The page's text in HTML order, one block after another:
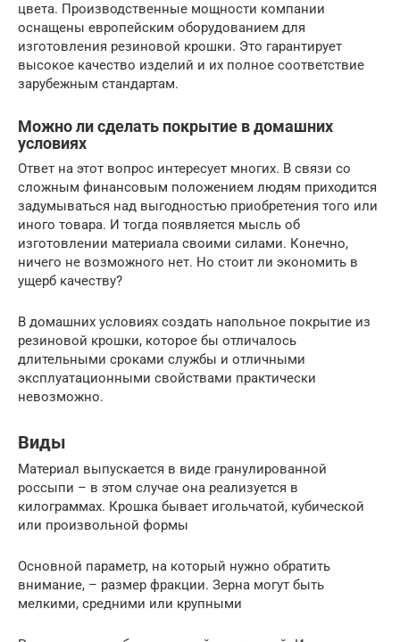
цвета. Производственные мощности компании
оснащены европейским оборудованием для
изготовления резиновой крошки. Это гарантирует
высокое качество изделий и их полное соответствие
зарубежным стандартам.
Можно ли сделать покрытие в домашних
условиях
Ответ на этот вопрос интересует многих. В связи со
сложным финансовым положением людям приходится
задумываться над выгодностью приобретения того или
иного товара. И тогда появляется мысль об
изготовлении материала своими силами. Конечно,
ничего не возможного нет. Но стоит ли экономить в
ущерб качеству?
В домашних условиях создать напольное покрытие из
резиновой крошки, которое бы отличалось
длительными сроками службы и отличными
эксплуатационными свойствами практически
невозможно.
Виды
Материал выпускается в виде гранулированной
россыпи – в этом случае она реализуется в
килограммах. Крошка бывает игольчатой, кубической
или произвольной формы
Основной параметр, на который нужно обратить
внимание, – размер фракции. Зерна могут быть
мелкими, средними или крупными